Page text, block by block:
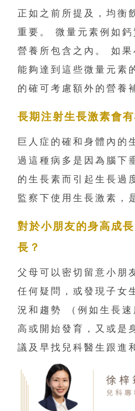
正如之前所提及，均衡
重要。 微量元素例如
營養所包含之內。 如
能夠達到這些微量元素
的確可考慮額外的營養
長期注射生長激素會
巨人症的確和身體內的
過這種病多是因為腦下
的生長素而引起生長過
監察下使用生長激素，
對於小朋友的身高成
長？
父母可以密切留意小朋
任何疑問，或發現子女
況和趨勢 （例如生長
高或開始發育，又或是
議及早找兒科醫生跟進